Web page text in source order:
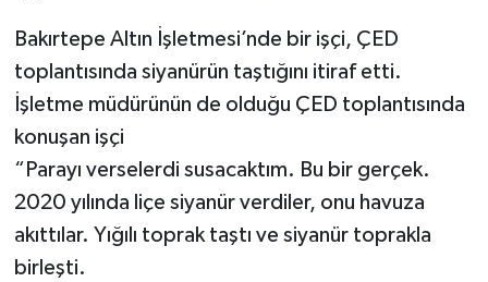
Bakırtepe Altın İşletmesi’nde bir işçi, ÇED
toplantısında siyanürün taştığını itiraf etti.
İşletme müdürünün de olduğu ÇED toplantısında
konuşan işçi
“Parayı verselerdi susacaktım. Bu bir gerçek.
2020 yılında liçe siyanür verdiler, onu havuza
akıttılar. Yığılı toprak taştı ve siyanür toprakla
birleşti.